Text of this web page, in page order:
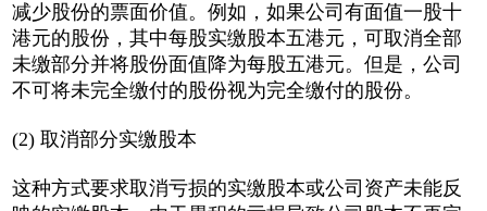
减少股份的票面价值。例如，如果公司有面值一股十
港元的股份，其中每股实缴股本五港元，可取消全部
未缴部分并将股份面值降为每股五港元。但是，公司
不可将未完全缴付的股份视为完全缴付的股份。
(2) 取消部分实缴股本
这种方式要求取消亏损的实缴股本或公司资产未能反